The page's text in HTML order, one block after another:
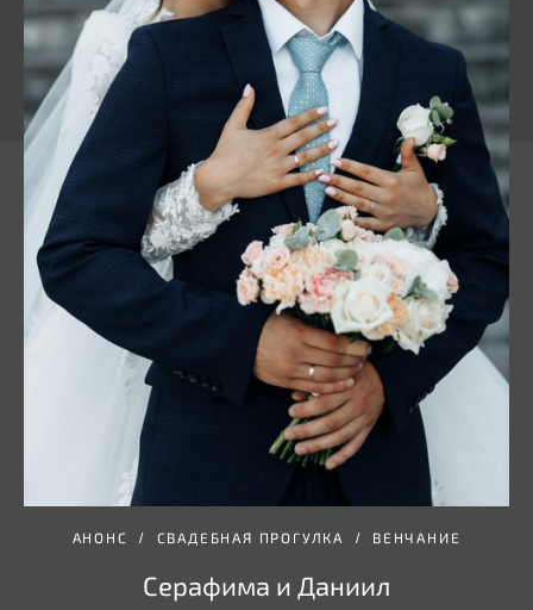
АНОНС СВАДЕБНАЯ ПРОГУЛКА ВЕНЧАНИЕ
Серафима и Даниил